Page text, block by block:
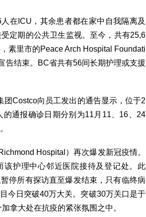
在ICU，其余患者都在家中自我隔离及
定期的公共卫生监视。至今，共有25,6
素里市的Peace Arch Hospital Foundati
告结束。BC省共有56间长期护理或支援
团Costco向员工发出的通告显示，位于2
通报确诊日期分别为11月11、16、24
Hospital）再次爆发新冠疫情。
护理中心邻近医院接待及登记处。此
停所有探访直至爆发结束，只有临终病
今日突破40万大关。突破30万关口是于
拿大处在抗疫的紧张氛围之中。